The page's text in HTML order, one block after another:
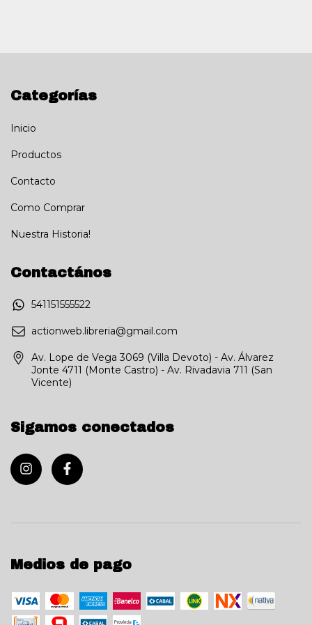
Categorías
Inicio
Productos
Contacto
Como Comprar
Nuestra Historia!
Contactános
541151555522
actionweb.libreria@gmail.com
Av. Lope de Vega 3069 (Villa Devoto) - Av. Álvarez
Jonte 4711 (Monte Castro) - Av. Rivadavia 711 (San
Vicente)
Sigamos conectados
Medios de pago